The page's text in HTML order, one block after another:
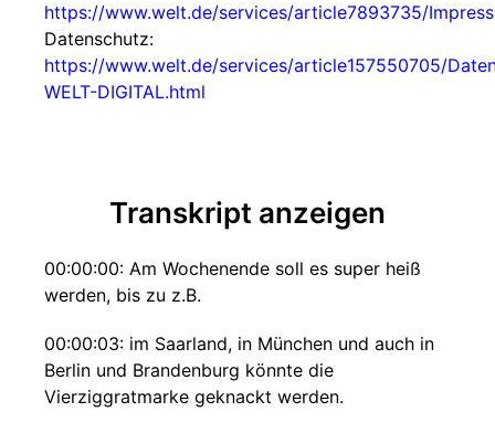
https://www.welt.de/services/article7893735/
Datenschutz:
https://www.welt.de/services/article157550705/
WELT-DIGITAL.html
Transkript anzeigen
00:00:00: Am Wochenende soll es super heiß
werden, bis zu z.B.
00:00:03: im Saarland, in München und auch in
Berlin und Brandenburg könnte die
Vierziggratmarke geknackt werden.